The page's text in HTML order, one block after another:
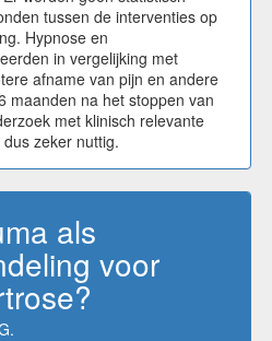
tussen de interventies op
Hypnose en
in vergelijking met
afname van pijn en andere
maanden na het stoppen van
met klinisch relevante
zeker nuttig.
als
voor